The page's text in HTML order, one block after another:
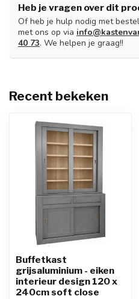
Heb je vragen over dit
Of heb je hulp nodig met
met ons op via
40 73. We helpen je graag!!
Recent bekeken
Buffetkast
grijsaluminium - eiken
interieur design 120 x
240cm soft close